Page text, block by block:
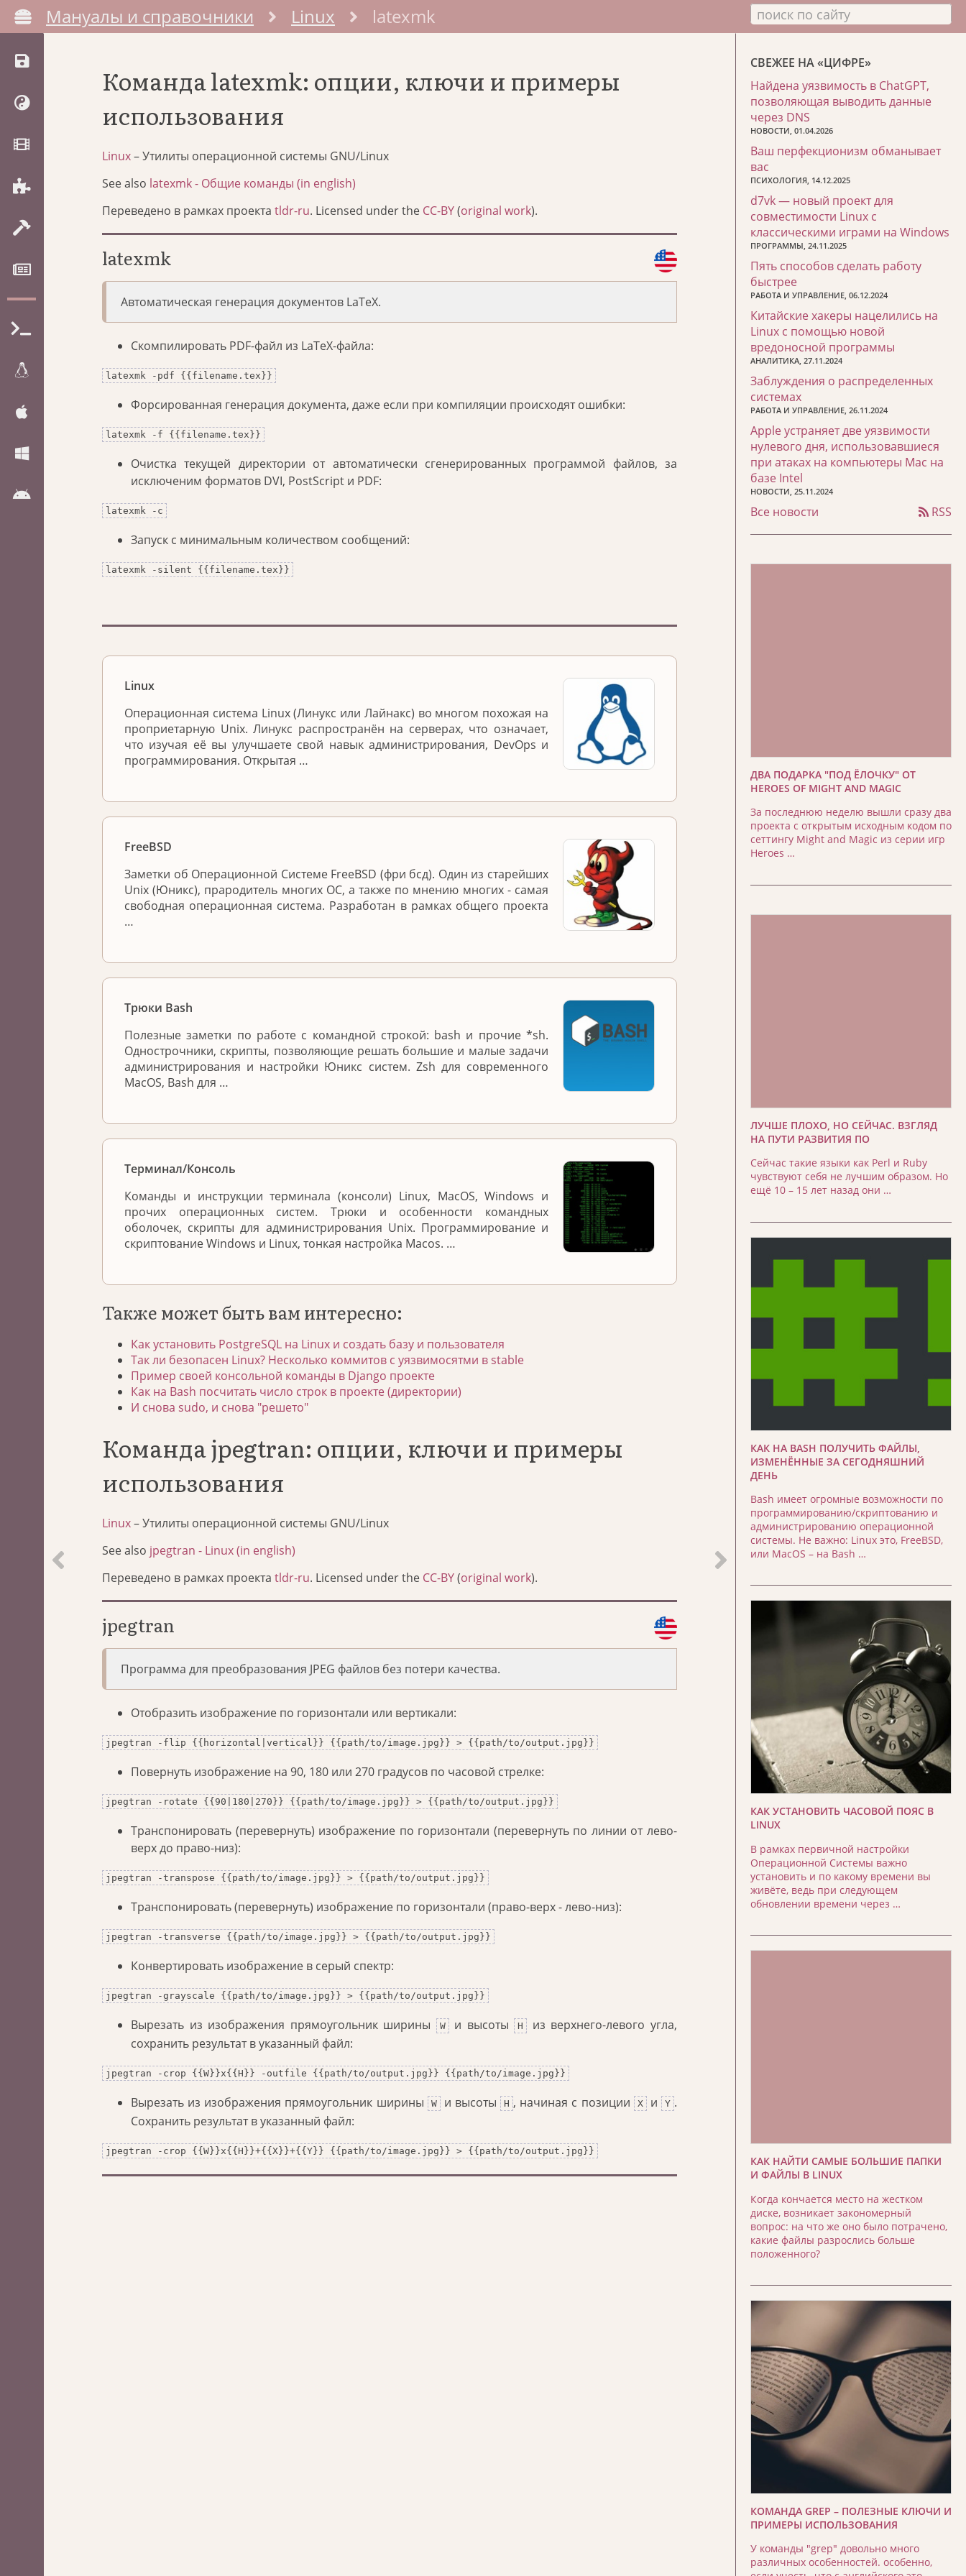
Мануалы и справочники Linux latexmk поиск по сайту
Команда latexmk: опции, ключи и примеры
использования
Linux– Утилиты операционной системы GNU/Linux
See also latexmk - Общие команды (in english)
Переведено в рамках проекта tldr-ru. Licensed under the CC-BY(original work).
latexmk
Автоматическая генерация документов LaTeX.
Скомпилировать PDF-файл из LaTeX-файла:
latexmk -pdf {{filename.tex}}
Форсированная генерация документа, даже если при компиляции происходят ошибки:
latexmk -f {{filename.tex}}
Очистка текущей директории от автоматически сгенерированных программой файлов, за
исключеним форматов DVI, PostScript и PDF:
latexmk -c
Запуск с минимальным количеством сообщений:
latexmk -silent {{filename.tex}}
Linux
Операционная система Linux (Линукс или Лайнакс) во многом похожая на
проприетарную Unix. Линукс распространён на серверах, что означает,
что изучая её вы улучшаете свой навык администрирования, DevOps и
программирования. Открытая …
FreeBSD
Заметки об Операционной Системе FreeBSD (фри бсд). Один из старейших
Unix (Юникс), прародитель многих ОС, а также по мнению многих - самая
свободная операционная система. Разработан в рамках общего проекта
…
Трюки Bash
Полезные заметки по работе с командной строкой: bash и прочие *sh.
Однострочники, скрипты, позволяющие решать большие и малые задачи
администрирования и настройки Юникс систем. Zsh для современного
MacOS, Bash для …
Терминал/Консоль
Команды и инструкции терминала (консоли) Linux, MacOS, Windows и
прочих операционных систем. Трюки и особенности командных
оболочек, скрипты для администрирования Unix. Программирование и
скриптование Windows и Linux, тонкая настройка Macos. …
Также может быть вам интересно:
Как установить PostgreSQL на Linux и создать базу и пользователя
Так ли безопасен Linux? Несколько коммитов с уязвимосятми в stable
Пример своей консольной команды в Django проекте
Как на Bash посчитать число строк в проекте (директории)
И снова sudo, и снова "решето"
Команда jpegtran: опции, ключи и примеры
использования
Linux– Утилиты операционной системы GNU/Linux
See also jpegtran - Linux (in english)
Переведено в рамках проекта tldr-ru. Licensed under the CC-BY(original work).
jpegtran
Программа для преобразования JPEG файлов без потери качества.
Отобразить изображение по горизонтали или вертикали:
jpegtran -flip {{horizontal|vertical}} {{path/to/image.jpg}} > {{path/to/output.jpg}}
Повернуть изображение на 90, 180 или 270 градусов по часовой стрелке:
jpegtran -rotate {{90|180|270}} {{path/to/image.jpg}} > {{path/to/output.jpg}}
Транспонировать (перевернуть) изображение по горизонтали (перевернуть по линии от лево-
верх до право-низ):
jpegtran -transpose {{path/to/image.jpg}} > {{path/to/output.jpg}}
Транспонировать (перевернуть) изображение по горизонтали (право-верх - лево-низ):
jpegtran -transverse {{path/to/image.jpg}} > {{path/to/output.jpg}}
Конвертировать изображение в серый спектр:
jpegtran -grayscale {{path/to/image.jpg}} > {{path/to/output.jpg}}
Вырезать из изображения прямоугольник ширины W и высоты H
из верхнего-левого угла,
сохранить результат в указанный файл:
jpegtran -crop {{W}}x{{H}} -outfile {{path/to/output.jpg}} {{path/to/image.jpg}}
Вырезать из изображения прямоугольник ширины W и высоты H , начиная с позиции X и Y .
Сохранить результат в указанный файл:
jpegtran -crop {{W}}x{{H}}+{{X}}+{{Y}} {{path/to/image.jpg}} > {{path/to/output.jpg}}
СВЕЖЕЕ НА «ЦИФРЕ»
Найдена уязвимость в ChatGPT,
позволяющая выводить данные
через DNS
НОВОСТИ, 01.04.2026
Ваш перфекционизм обманывает
вас
ПСИХОЛОГИЯ, 14.12.2025
d7vk — новый проект для
совместимости Linux с
классическими играми на Windows
ПРОГРАММЫ, 24.11.2025
Пять способов сделать работу
быстрее
РАБОТА И УПРАВЛЕНИЕ, 06.12.2024
Китайские хакеры нацелились на
Linux с помощью новой
вредоносной программы
АНАЛИТИКА, 27.11.2024
Заблуждения о распределенных
системах
РАБОТА И УПРАВЛЕНИЕ, 26.11.2024
Apple устраняет две уязвимости
нулевого дня, использовавшиеся
при атаках на компьютеры Mac на
базе Intel
НОВОСТИ, 25.11.2024
Все новости RSS
ДВА ПОДАРКА "ПОД ЁЛОЧКУ" ОТ
HEROES OF MIGHT AND MAGIC
За последнюю неделю вышли сразу два
проекта с открытым исходным кодом по
сеттингу Might and Magic из серии игр
Heroes …
ЛУЧШЕ ПЛОХО, НО СЕЙЧАС. ВЗГЛЯД
НА ПУТИ РАЗВИТИЯ ПО
Сейчас такие языки как Perl и Ruby
чувствуют себя не лучшим образом. Но
ещё 10 – 15 лет назад они …
КАК НА BASH ПОЛУЧИТЬ ФАЙЛЫ,
ИЗМЕНЁННЫЕ ЗА СЕГОДНЯШНИЙ
ДЕНЬ
Bash имеет огромные возможности по
программированию/скриптованию и
администрированию операционной
системы. Не важно: Linux это, FreeBSD,
или MacOS – на Bash …
КАК УСТАНОВИТЬ ЧАСОВОЙ ПОЯС В
LINUX
В рамках первичной настройки
Операционной Системы важно
установить и по какому времени вы
живёте, ведь при следующем
обновлении времени через …
КАК НАЙТИ САМЫЕ БОЛЬШИЕ ПАПКИ
И ФАЙЛЫ В LINUX
Когда кончается место на жестком
диске, возникает закономерный
вопрос: на что же оно было потрачено,
какие файлы разрослись больше
положенного?
КОМАНДА GREP – ПОЛЕЗНЫЕ КЛЮЧИ И
ПРИМЕРЫ ИСПОЛЬЗОВАНИЯ
У команды "grep" довольно много
различных особенностей. особенно,